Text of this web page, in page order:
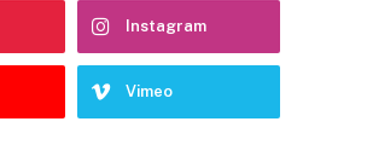
Instagram
Vimeo